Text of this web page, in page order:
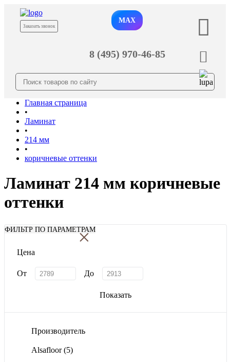
Заказать звонок
MAX
8 (495) 970-46-85
Главная страница
•
Ламинат
•
214 мм
•
коричневые оттенки
Ламинат 214 мм коричневые
оттенки
ФИЛЬТР ПО ПАРАМЕТРАМ
×
Цена
От До
Показать
Производитель
Alsafloor(5)